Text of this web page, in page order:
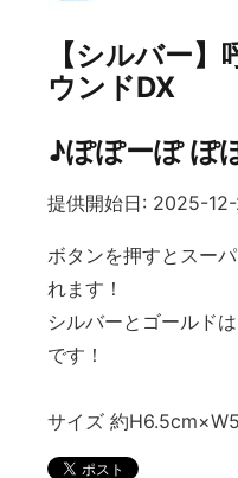
【シルバー
ウンドDX
♪ぽぽーぽ ぽ
提供開始日: 2025-
ボタンを押すとスー
れます！
シルバーとゴールド
です！
サイズ 約